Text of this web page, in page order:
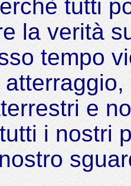
tutti
la verità
tempo
e
i nostri